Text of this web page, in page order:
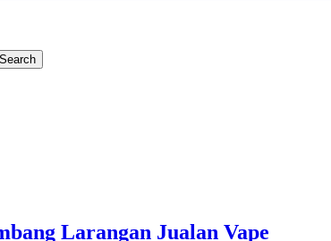
Search
Larangan Jualan Vape